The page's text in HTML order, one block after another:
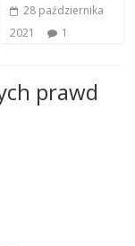
28 października
2021
1
prawd